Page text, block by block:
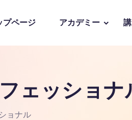
プページ アカデミー
ェッショナ
ョナル